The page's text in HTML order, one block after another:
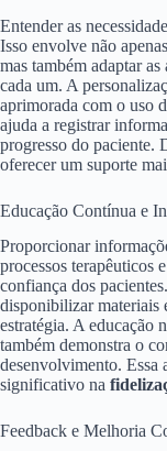
Entender as
Isso envolve não
mas também adaptar
cada um. A
aprimorada com o uso
ajuda a registrar
progresso do paciente.
oferecer um suporte
Educação Contínua e
Proporcionar
processos terapêuticos
confiança dos
disponibilizar materiais
estratégia. A educação
também demonstra o
desenvolvimento. Essa
significativo na
Feedback e Melhoria